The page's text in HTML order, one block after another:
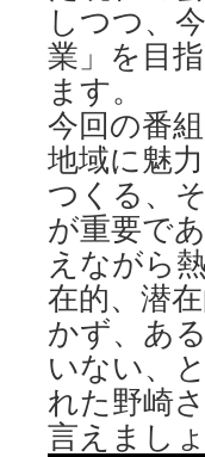
しつつ、
業」を目
ます。
今回の番
地域に魅
つくる、
が重要で
えながら
在的、潜
かず、あ
いない、
れた野崎
言えましょ